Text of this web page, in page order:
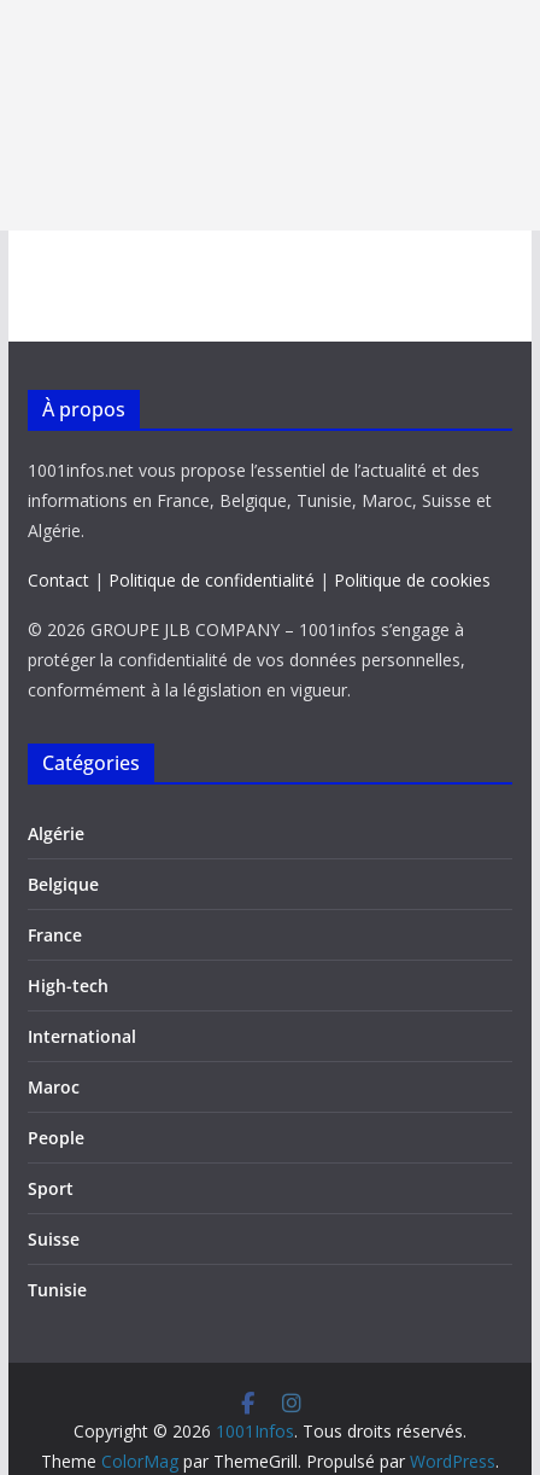
À propos
1001infos.net vous propose l’essentiel de l’actualité et des
informations en France, Belgique, Tunisie, Maroc, Suisse et
Algérie.
Contact| Politique de confidentialité | Politique de cookies
© 2026 GROUPE JLB COMPANY – 1001infos s’engage à
protéger la confidentialité de vos données personnelles,
conformément à la législation en vigueur.
Catégories
Algérie
Belgique
France
High-tech
International
Maroc
People
Sport
Suisse
Tunisie
Copyright © 2026 1001Infos. Tous droits réservés.
Theme ColorMagpar ThemeGrill. Propulsé par WordPress.